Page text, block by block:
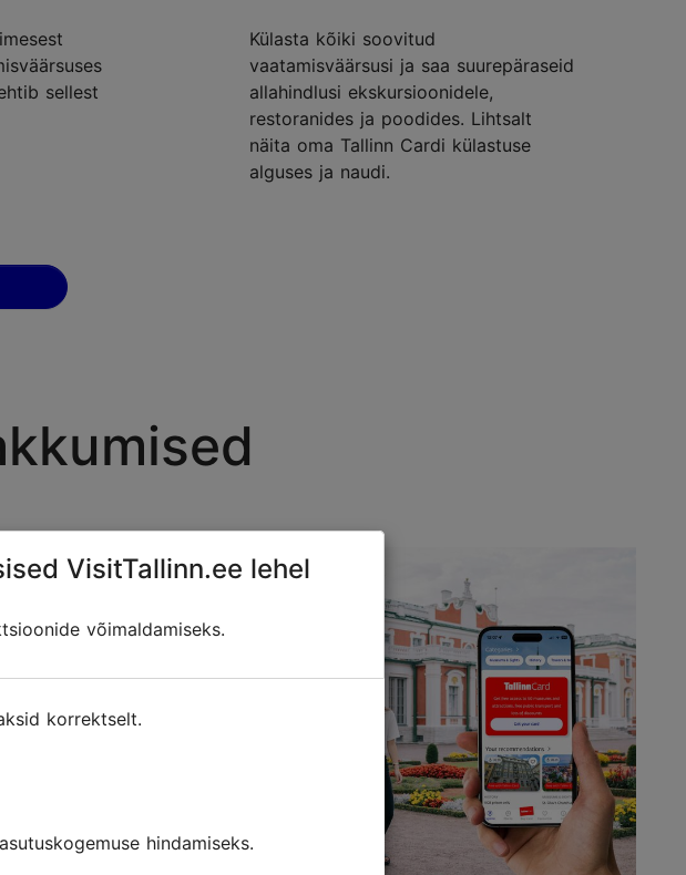
sellest
Külasta kõiki soovitud
vaatamisväärsusi ja saa suurepäraseid
allahindlusi ekskursioonidele,
restoranides ja poodides. Lihtsalt
näita oma Tallinn Cardi külastuse
alguses ja naudi.
VisitTallinn.ee lehel
võimaldamiseks.
korrektselt.
hindamiseks.